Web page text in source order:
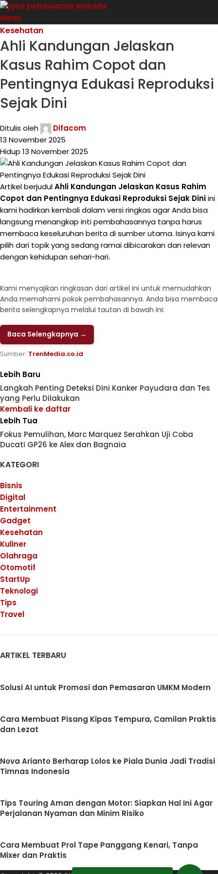
Menu
KATEGORI
Bisnis
Digital
Entertainment
Gadget
Kesehatan
Kuliner
Olahraga
Otomotif
StartUp
Teknologi
Tips
Travel
ARTIKEL TERBARU
Solusi AI untuk Promosi dan Pemasaran UMKM Modern
Cara Membuat Pisang Kipas Tempura, Camilan Praktis
dan Lezat
Nova Arianto Berharap Lolos ke Piala Dunia Jadi Tradisi
Timnas Indonesia
Tips Touring Aman dengan Motor: Siapkan Hal Ini Agar
Perjalanan Nyaman dan Minim Risiko
Cara Membuat Prol Tape Panggang Kenari, Tanpa
Mixer dan Praktis
Kesehatan
Ahli Kandungan Jelaskan
Kasus Rahim Copot dan
Pentingnya Edukasi Reproduksi
Sejak Dini
Ditulis oleh
Difacom
13 November 2025
Hidup 13 November 2025
Artikel berjudulAhli Kandungan Jelaskan Kasus Rahim
Copot dan Pentingnya Edukasi Reproduksi Sejak Diniini
kami hadirkan kembali dalam versi ringkas agar Anda bisa
langsung menangkap inti pembahasannya tanpa harus
membaca keseluruhan berita di sumber utama. Isinya kami
pilih dari topik yang sedang ramai dibicarakan dan relevan
dengan kehidupan sehari-hari.
Kami menyajikan ringkasan dari artikel ini untuk memudahkan
Anda memahami pokok pembahasannya. Anda bisa membaca
berita selengkapnya melalui tautan di bawah ini:
Baca Selengkapnya →
Sumber: TrenMedia.co.id
Lebih Baru
Langkah Penting Deteksi Dini Kanker Payudara dan Tes
yang Perlu Dilakukan
Kembali ke daftar
Lebih Tua
Fokus Pemulihan, Marc Marquez Serahkan Uji Coba
Ducati GP26 ke Alex dan Bagnaia